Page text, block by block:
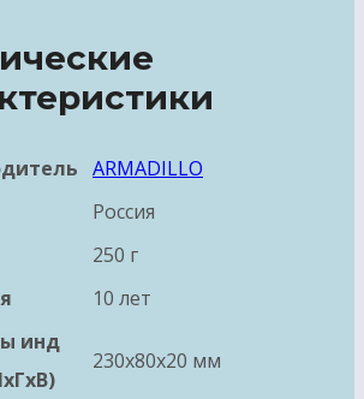
ARMADILLO
Россия
250 г
10 лет
инд
230x80x20 мм